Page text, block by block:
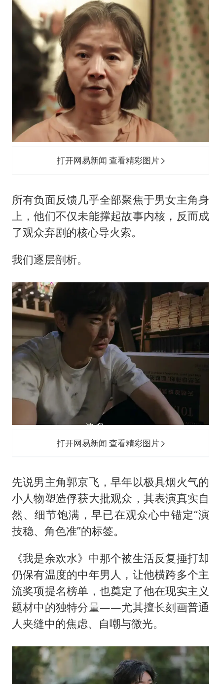
打开网易新闻 查看精彩图片
所有负面反馈几乎全部聚焦于男女主角身
上，他们不仅未能撑起故事内核，反而成
了观众弃剧的核心导火索。
我们逐层剖析。
打开网易新闻 查看精彩图片
先说男主角郭京飞 ，早年以极具烟火气的
小人物塑造俘获大批观众，其表演真实自
然、细节饱满，早已在观众心中锚定“演
技稳、角色准”的标签。
《我是余欢水》中那个被生活反复捶打却
仍保有温度的中年男人，让他横跨多个主
流奖项提名榜单，也奠定了他在现实主义
题材中的独特分量——尤其擅长刻画普通
人夹缝中的焦虑、自嘲与微光。